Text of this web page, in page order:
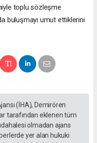
toplu sözleşme
buluşmayı umut ettiklerini
(İHA), Demirören
tarafından eklenen tüm
olmadan ajans
yer alan hukuki